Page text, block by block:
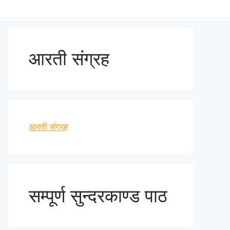
आरती संग्रह
आरती संग्रह
सम्पूर्ण सुन्दरकाण्ड पाठ